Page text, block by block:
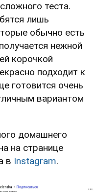
теста.
лишь
обычно есть
нежной
корочкой
подходит к
готовится очень
вариантом
домашнего
на странице
в Instagram.